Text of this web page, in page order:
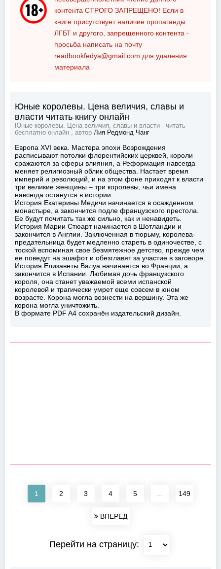
контента СТРОГО ЗАПРЕЩЕНО! Если в
книге присутствует наличие пропаганды
ЛГБТ и другого, запрещенного контента -
просьба написать на почту
readbookfedya@gmail.com для удаления
материала
Юные королевы. Цена величия, славы и
власти читать книгу онлайн
Юные королевы. Цена величия, славы и власти - читать
бесплатно онлайн , автор Лия Редмонд Чанг
Европа XVI века. Мастера эпохи Возрождения
расписывают потолки флорентийских церквей, короли
сражаются за сферы влияния, а Реформация навсегда
меняет религиозный облик общества. Настает время
империй и революций, и на этом фоне приходят к власти
три великие женщины – три королевы, чьи имена
навсегда останутся в истории.
История Екатерины Медичи начинается в осажденном
монастыре, а закончится подле французского престола.
Ее будут почитать так же сильно, как и ненавидеть.
История Марии Стюарт начинается в Шотландии и
закончится в Англии. Заключенная в тюрьму, королева-
предательница будет медленно стареть в одиночестве, с
тоской вспоминая свое безмятежное детство, прежде чем
ее поведут на эшафот и обезглавят за участие в заговоре.
История Елизаветы Валуа начинается во Франции, а
закончится в Испании. Любимая дочь французского
короля, она станет уважаемой всеми испанской
королевой и трагически умрет еще совсем в юном
возрасте. Корона могла вознести на вершину. Эта же
корона могла уничтожить.
В формате PDF A4 сохранён издательский дизайн.
1 2 3 4 5 149
ВПЕРЕД
Перейти на страницу: